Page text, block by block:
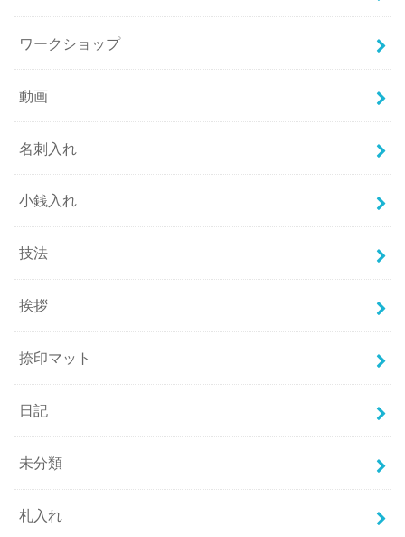
ワークショップ
動画
名刺入れ
小銭入れ
技法
挨拶
捺印マット
日記
未分類
札入れ